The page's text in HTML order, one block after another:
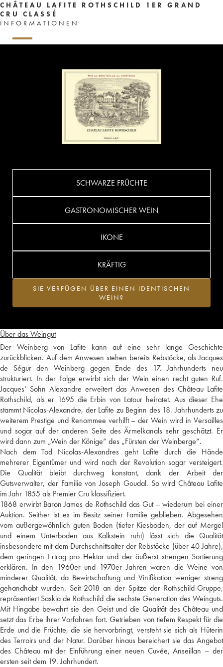
CHÂTEAU LAFITE ROTHSCHILD 1ER GRAND
CRU CLASSÉ
INFORMATIONEN
Über das Weingut
Der Weinberg von Lafite kann auf eine sehr lange Geschichte
zurückblicken. Auf dem Anwesen stehen bereits Rebstöcke, als Jacques
de Ségur den Weinberg gegen Ende des 17. Jahrhunderts neu
strukturiert. In der Folge erwirbt sich der Wein einen recht guten Ruf.
Jacques‘ Sohn Alexandre erweitert das Anwesen des Château Lafite
Rothschild, als er 1695 die Erbin von Latour heiratet. Aus dieser Ehe
stammt Nicolas-Alexandre, der Lafite zu Beginn des 18. Jahrhunderts zu
weiterem Prestige und Renommee verhilft – der Wein wird in Versailles
und sogar auf der anderen Seite des Ärmelkanals sehr geschätzt. Er
wird dann zum „Wein der Könige“ des „Fürsten der Weinberge“.
Nach dem Tod Nicolas-Alexandres geht Lafite durch die Hände
mehrerer Eigentümer und wird nach der Revolution sogar versteigert.
Die Qualität bleibt durchweg konstant, dank der Arbeit der
Gutsverwalter, der Familie von Joseph Goudal. So wird Château Lafite
im Jahr 1855 als Premier Cru klassifiziert.
1868 erwirbt Baron James de Rothschild das Gut – wiederum bei einer
Auktion. Seither ist es im Besitz seiner Familie geblieben. Abgesehen
vom außergewöhnlich guten Boden (tiefer Kiesboden, der auf Mergel
und einem Unterboden aus Kalkstein ruht) lässt sich die Qualität
insbesondere mit dem Durchschnittsalter der Rebstöcke (über 40 Jahre),
dem geringen Ertrag pro Hektar und der äußerst strengen Sortierung
erklären. In den 1960er und 1970er Jahren waren die Weine von
minderer Qualität, da Bewirtschaftung und Vinifikation weniger streng
gehandhabt wurden. Seit 2018 an der Spitze der Rothschild-Gruppe,
repräsentiert Saskia de Rothschild die sechste Generation des Weinguts.
Mit Hingabe bewahrt sie den Geist und die Qualität des Château und
setzt das Erbe ihrer Vorfahren fort. Getrieben von tiefem Respekt für die
Erde und die Früchte, die sie hervorbringt, versteht sie sich als Hüterin
des Terroirs und der Natur. Darüber hinaus bereichert sie das Angebot
des Château mit der Einführung einer neuen Cuvée, Anseillan – der
ersten seit dem 19. Jahrhundert.
SCHWARZE FRÜCHTE
GASTRONOMISCHER WEIN
IKONE
KRÄFTIG
SIE VERFÜGEN ÜBER EINEN IDENTISCHEN
WEIN?